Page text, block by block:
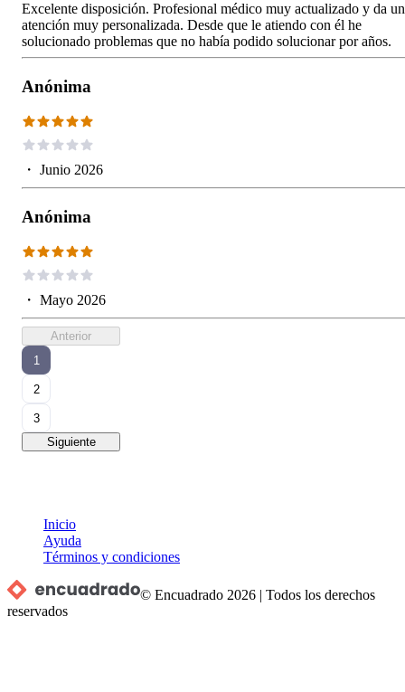
Excelente disposición. Profesional médico muy actualizado y da
atención muy personalizada. Desde que le atiendo con él he
solucionado problemas que no había podido solucionar por años.
Anónima
・ Junio 2026
Anónima
・ Mayo 2026
Anterior
1
2
3
Siguiente
Inicio
Ayuda
Términos y condiciones
© Encuadrado 2026 |Todos los derechos
reservados